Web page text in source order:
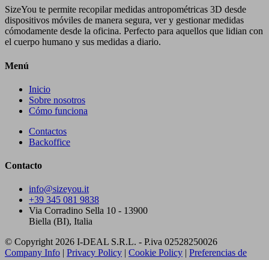
SizeYou te permite recopilar medidas antropométricas 3D desde
dispositivos móviles de manera segura, ver y gestionar medidas
cómodamente desde la oficina. Perfecto para aquellos que lidian con
el cuerpo humano y sus medidas a diario.
Menú
Inicio
Sobre nosotros
Cómo funciona
Contactos
Backoffice
Contacto
info@sizeyou.it
+39 345 081 9838
Via Corradino Sella 10 - 13900
Biella (BI), Italia
© Copyright 2026 I-DEAL S.R.L. - P.iva 02528250026
Company Info | Privacy Policy | Cookie Policy | Preferencias de